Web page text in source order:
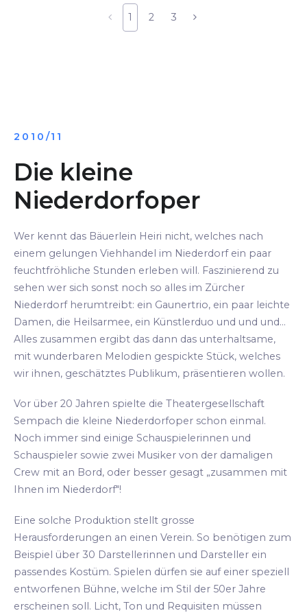
1 2 3
2010/11
Die kleine
Niederdorfoper
Wer kennt das Bäuerlein Heiri nicht, welches nach
einem gelungen Viehhandel im Niederdorf ein paar
feuchtfröhliche Stunden erleben will. Faszinierend zu
sehen wer sich sonst noch so alles im Zürcher
Niederdorf herumtreibt: ein Gaunertrio, ein paar leichte
Damen, die Heilsarmee, ein Künstlerduo und und und...
Alles zusammen ergibt das dann das unterhaltsame,
mit wunderbaren Melodien gespickte Stück, welches
wir ihnen, geschätztes Publikum, präsentieren wollen.
Vor über 20 Jahren spielte die Theatergesellschaft
Sempach die kleine Niederdorfoper schon einmal.
Noch immer sind einige Schauspielerinnen und
Schauspieler sowie zwei Musiker von der damaligen
Crew mit an Bord, oder besser gesagt „zusammen mit
Ihnen im Niederdorf"!
Eine solche Produktion stellt grosse
Herausforderungen an einen Verein. So benötigen zum
Beispiel über 30 Darstellerinnen und Darsteller ein
passendes Kostüm. Spielen dürfen sie auf einer speziell
entworfenen Bühne, welche im Stil der 50er Jahre
erscheinen soll. Licht, Ton und Requisiten müssen